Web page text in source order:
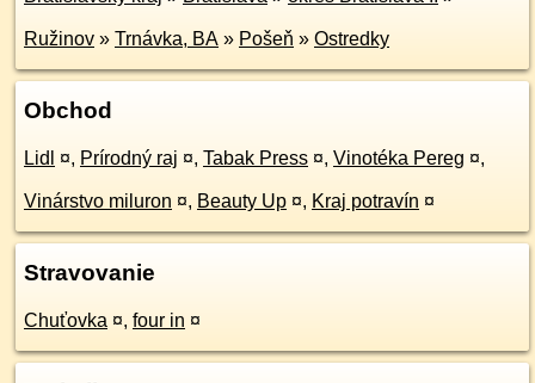
Ružinov » Trnávka, BA » Pošeň » Ostredky
Obchod
Lidl ¤, Prírodný raj ¤, Tabak Press ¤, Vinotéka Pereg ¤,
Vinárstvo miluron ¤, Beauty Up ¤, Kraj potravín ¤
Stravovanie
Chuťovka ¤, four in ¤